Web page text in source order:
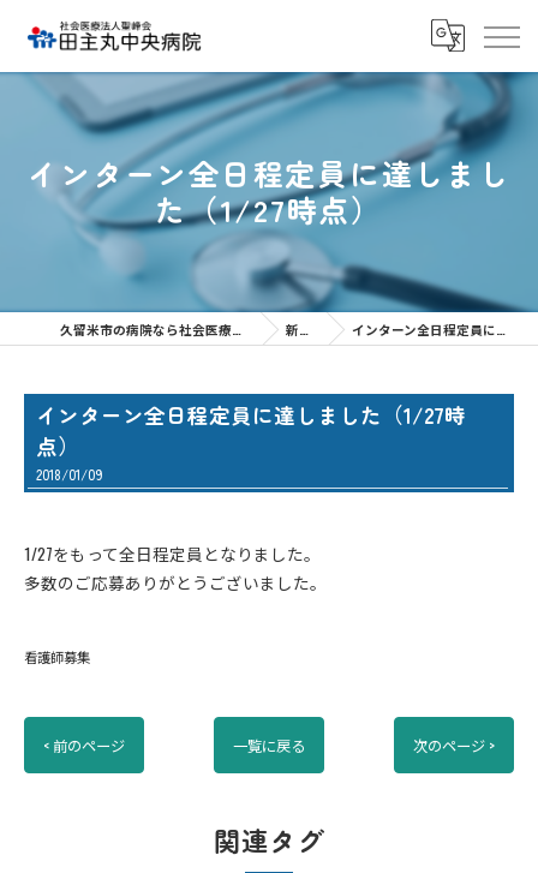
インターン全日程定員に達しまし
た（1/27時点）
新着情報 インターン全日程定員に達しました（1/27時点）
インターン全日程定員に達しました（1/27時
点）
2018/01/09
1/27をもって全日程定員となりました。
多数のご応募ありがとうございました。
看護師募集
< 前のページ 一覧に戻る 次のページ >
関連タグ